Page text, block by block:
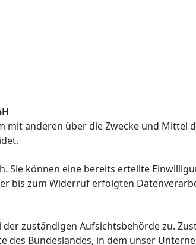
mit anderen über die Zwecke und Mittel
Sie können eine bereits erteilte
bis zum Widerruf erfolgten
zuständigen Aufsichtsbehörde zu.
Bundeslandes, in dem unser